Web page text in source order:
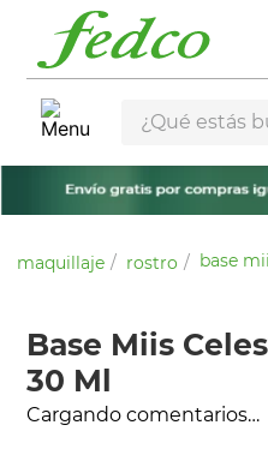
¿Qué estás
maquillaje rostro
Base Miis
30 Ml
Cargando comentarios…